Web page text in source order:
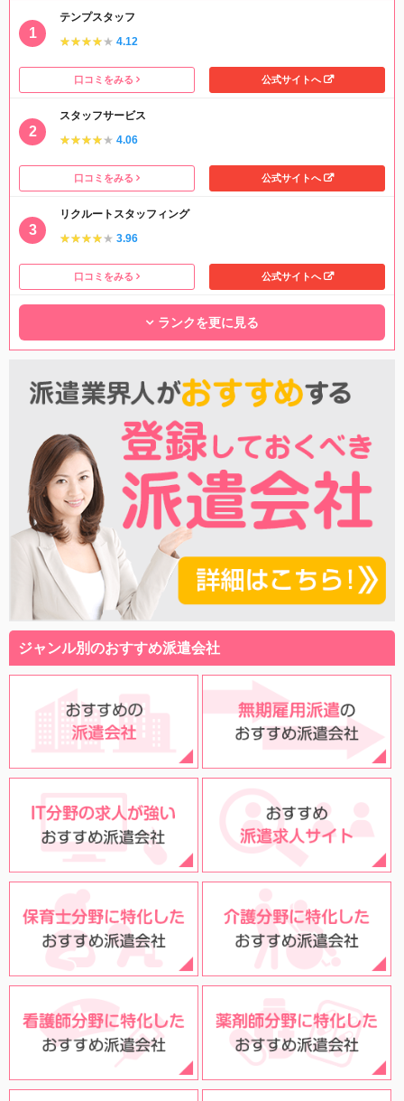
テンプスタッフ
★★★★★
★★★★★ 4.12
口コミをみる 公式サイトへ
スタッフサービス
★★★★★
★★★★★ 4.06
口コミをみる 公式サイトへ
リクルートスタッフィング
★★★★★
★★★★★ 3.96
口コミをみる 公式サイトへ
ランクを更に見る
ジャンル別のおすすめ派遣会社